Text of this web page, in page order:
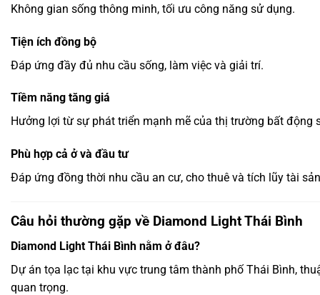
Không gian sống thông minh, tối ưu công năng sử dụng.
Tiện ích đồng bộ
Đáp ứng đầy đủ nhu cầu sống, làm việc và giải trí.
Tiềm năng tăng giá
Hưởng lợi từ sự phát triển mạnh mẽ của thị trường bất động
Phù hợp cả ở và đầu tư
Đáp ứng đồng thời nhu cầu an cư, cho thuê và tích lũy tài
Câu hỏi thường gặp về Diamond Light Thái Bình
Diamond Light Thái Bình nằm ở đâu?
Dự án tọa lạc tại khu vực trung tâm thành phố Thái Bình,
quan trọng.